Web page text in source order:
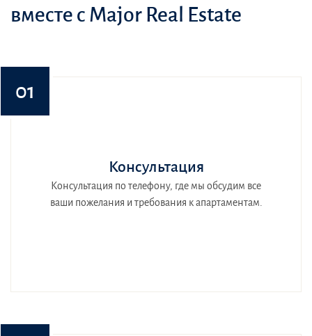
вместе с Major Real Estate
01
Консультация
Консультация по телефону, где мы обсудим все
ваши пожелания и требования к апартаментам.